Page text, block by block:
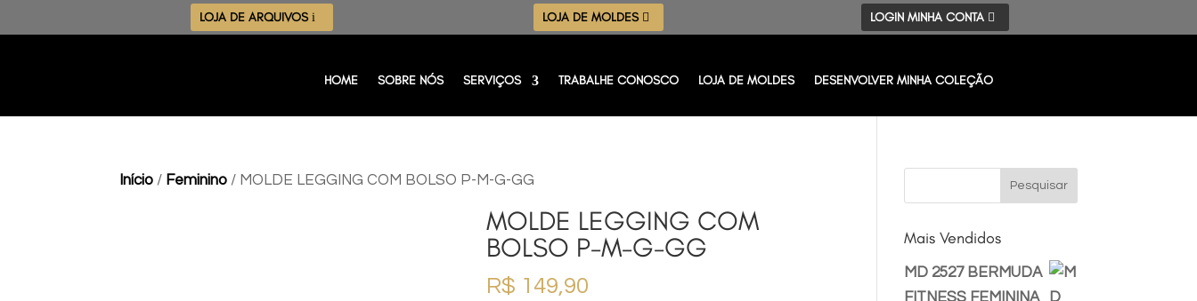
LOJA DE ARQUIVOS LOJA DE MOLDES LOGIN MINHA CONTA
HOME SOBRE NÓS SERVIÇOS TRABALHE CONOSCO LOJA DE MOLDES DESENVOLVER MINHA COLEÇÃO
Início / Feminino / MOLDE LEGGING COM BOLSO P-M-G-GG
MOLDE LEGGING COM
BOLSO P-M-G-GG
R$ 149,90
Mais Vendidos
MD 2527 BERMUDA
FITNESS FEMININA